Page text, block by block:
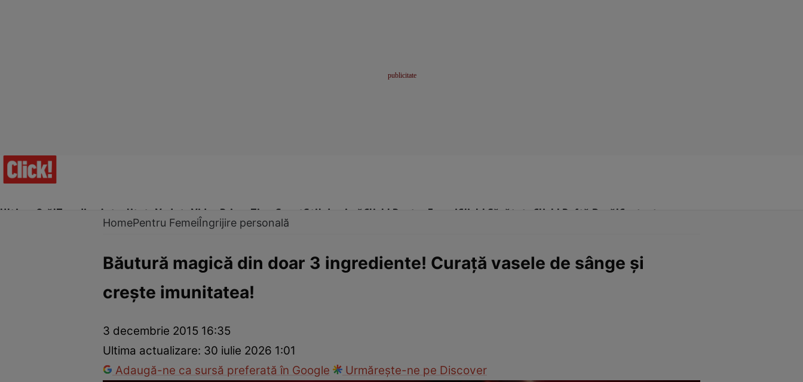
Ultima Oră!Trending Actualitate Vedete Video Prime Time SportStil de viațăClick! Pentru FemeiClick! Sănătate Click! Poftă Bună!Contact
Dezvoltare personalăÎngrijire personalăCasă și grădină
HomePentru FemeiÎngrijire personală
Băutură magică din doar 3 ingrediente! Curaţă vasele de sânge şi
creşte imunitatea!
3 decembrie 2015 16:35
Ultima actualizare: 30 iulie 2026 1:01
Adaugă-ne ca sursă preferată în Google
Urmărește-ne pe Discover